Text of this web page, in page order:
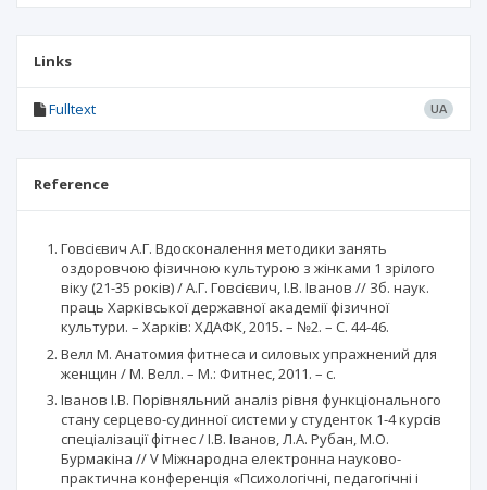
Links
Fulltext UA
Reference
Говсієвич А.Г. Вдосконалення методики занять
оздоровчою фізичною культурою з жінками 1 зрілого
віку (21-35 років) / А.Г. Говсієвич, І.В. Іванов // Зб. наук.
праць Харківської державної академії фізичної
культури. – Харків: ХДАФК, 2015. – №2. – С. 44-46.
Велл М. Анатомия фитнеса и силовых упражнений для
женщин / М. Велл. – М.: Фитнес, 2011. – с.
Іванов І.В. Порівняльний аналіз рівня функціонального
стану серцево-судинної системи у студенток 1-4 курсів
спеціалізації фітнес / І.В. Іванов, Л.А. Рубан, М.О.
Бурмакіна // V Міжнародна електронна науково-
практична конференція «Психологічні, педагогічні і